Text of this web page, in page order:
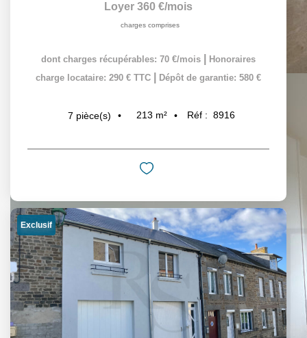
Loyer 360 €/mois
charges comprises
dont charges récupérables: 70 €/mois
Honoraires
charge locataire: 290 € TTC
Dépôt de garantie: 580 €
7 pièce(s) 213 m² Réf : 8916
Exclusif